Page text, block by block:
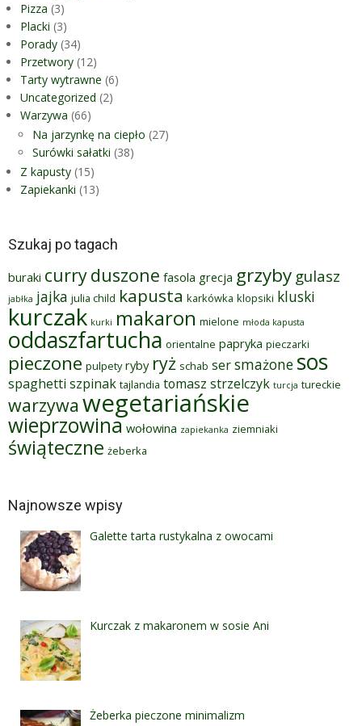
Pizza (3)
Placki (3)
Porady (34)
Przetwory (12)
Tarty wytrawne (6)
Uncategorized (2)
Warzywa (66)
Na jarzynkę na ciepło (27)
Surówki sałatki (38)
Z kapusty (15)
Zapiekanki (13)
Szukaj po tagach
buraki curryduszone fasola grecja grzyby gulasz
jabłka jajka julia child kapusta karkówka klopsiki kluski
kurczak kurki makaron mielone młoda kapusta
oddaszfartucha orientalne papryka pieczarki
pieczone pulpety ryby ryż schab sersmażone sos
spaghetti szpinak tajlandia tomasz strzelczyk turcja tureckie
warzywa wegetariańskie
wieprzowina wołowina zapiekanka ziemniaki
świąteczne żeberka
Najnowsze wpisy
Galette tarta rustykalna z owocami
Kurczak z makaronem w sosie Ani
Żeberka pieczone minimalizm